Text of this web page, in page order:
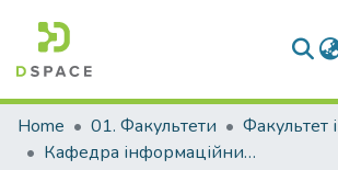
Communities & Collections
All of DSpace
Home 01. Факультети
Кафедра інформаційних технологій електронних засобів (Кафедра ІТЕЗ)